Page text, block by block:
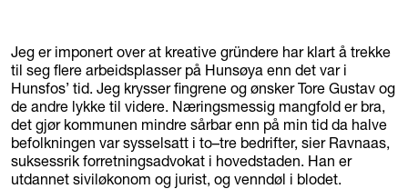
Jeg er imponert over at kreative gründere har klart å trekke
til seg flere arbeidsplasser på Hunsøya enn det var i
Hunsfos’ tid. Jeg krysser fingrene og ønsker Tore Gustav og
de andre lykke til videre. Næringsmessig mangfold er bra,
det gjør kommunen mindre sårbar enn på min tid da halve
befolkningen var sysselsatt i to–tre bedrifter, sier Ravnaas,
suksessrik forretningsadvokat i hovedstaden. Han er
utdannet siviløkonom og jurist, og venndøl i blodet.